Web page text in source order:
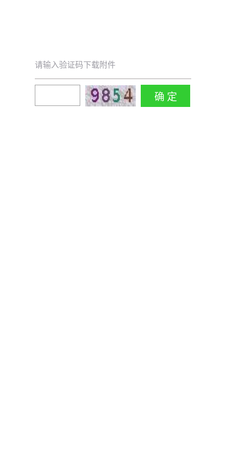
请输入验证码下载附件